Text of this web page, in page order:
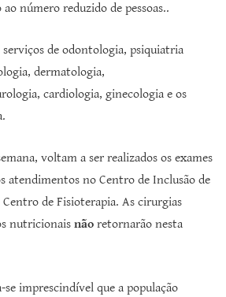
número reduzido de pessoas..
de odontologia, psiquiatria
dermatologia,
cardiologia, ginecologia e os
voltam a ser realizados os exames
atendimentos no Centro de Inclusão de
Centro de Fisioterapia. As cirurgias
nutricionais não retornarão nesta
imprescindível que a população